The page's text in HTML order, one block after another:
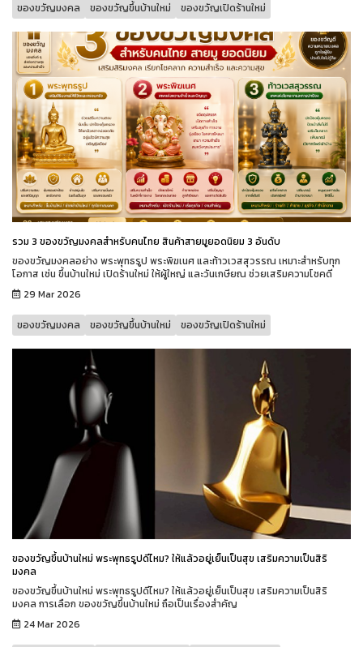
ของขวัญมงคล ของขวัญขึ้นบ้านใหม่ ของขวัญเปิดร้านใหม่
รวม 3 ของขวัญมงคลสำหรับคนไทย สินค้าสายมูยอดนิยม 3 อันดับ
ของขวัญมงคลอย่าง พระพุทธรูป พระพิฆเนศ และท้าวเวสสุวรรณ เหมาะสำหรับทุก
โอกาส เช่น ขึ้นบ้านใหม่ เปิดร้านใหม่ ให้ผู้ใหญ่ และวันเกษียณ ช่วยเสริมความโชคดี
29 Mar 2026
ของขวัญมงคล ของขวัญขึ้นบ้านใหม่ ของขวัญเปิดร้านใหม่
ของขวัญขึ้นบ้านใหม่ พระพุทธรูปดีไหม? ให้แล้วอยู่เย็นเป็นสุข เสริมความเป็นสิริ
มงคล
ของขวัญขึ้นบ้านใหม่ พระพุทธรูปดีไหม? ให้แล้วอยู่เย็นเป็นสุข เสริมความเป็นสิริ
มงคล การเลือก ของขวัญขึ้นบ้านใหม่ ถือเป็นเรื่องสำคัญ
24 Mar 2026